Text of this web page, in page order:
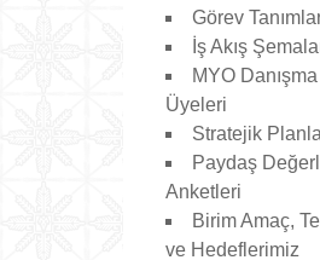
Görev
İş Akış
MYO Danışma
Üyeleri
Stratejik
Paydaş
Anketleri
Birim Amaç,
ve Hedeflerimiz